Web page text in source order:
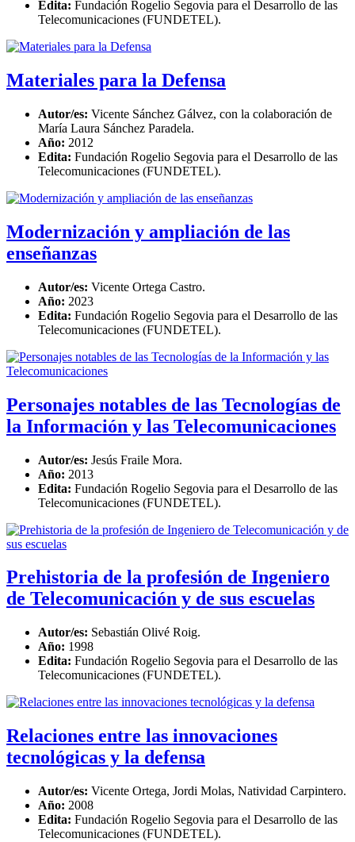
Edita: Fundación Rogelio Segovia para el Desarrollo de las
Telecomunicaciones (FUNDETEL).
Materiales para la Defensa
Autor/es: Vicente Sánchez Gálvez, con la colaboración de
María Laura Sánchez Paradela.
Año: 2012
Edita: Fundación Rogelio Segovia para el Desarrollo de las
Telecomunicaciones (FUNDETEL).
Modernización y ampliación de las
enseñanzas
Autor/es: Vicente Ortega Castro.
Año: 2023
Edita: Fundación Rogelio Segovia para el Desarrollo de las
Telecomunicaciones (FUNDETEL).
Personajes notables de las Tecnologías de
la Información y las Telecomunicaciones
Autor/es: Jesús Fraile Mora.
Año: 2013
Edita: Fundación Rogelio Segovia para el Desarrollo de las
Telecomunicaciones (FUNDETEL).
Prehistoria de la profesión de Ingeniero
de Telecomunicación y de sus escuelas
Autor/es: Sebastián Olivé Roig.
Año: 1998
Edita: Fundación Rogelio Segovia para el Desarrollo de las
Telecomunicaciones (FUNDETEL).
Relaciones entre las innovaciones
tecnológicas y la defensa
Autor/es: Vicente Ortega, Jordi Molas, Natividad Carpintero.
Año: 2008
Edita: Fundación Rogelio Segovia para el Desarrollo de las
Telecomunicaciones (FUNDETEL).